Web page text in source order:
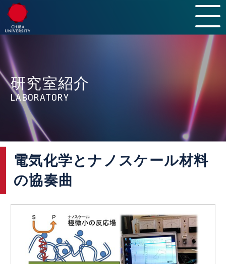
LABORATORY
CAMPUS LIFE
AFTER GRADUATION
NEWS
研究室紹介
LABORATORY
電気化学とナノスケール材料
の協奏曲